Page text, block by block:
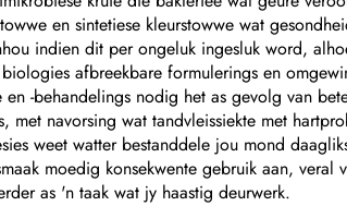
en sintetiese kleurstowwe wat
indien dit per ongeluk ingesluk word,
afbreekbare formulerings en
-behandelings nodig het as gevolg van
navorsing wat tandvleissiekte met
weet watter bestanddele jou mond
moedig konsekwente gebruik aan, veral
as 'n taak wat jy haastig deurwerk.